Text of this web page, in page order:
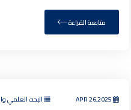
متابعة القراءة
البحث العلمي